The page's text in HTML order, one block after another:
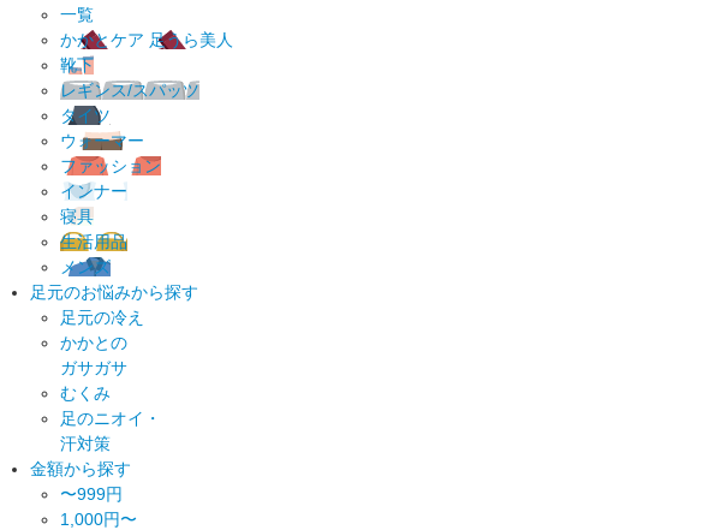
一覧
かかとケア 足うら美人
靴下
レギンス/スパッツ
タイツ
ウォーマー
ファッション
インナー
寝具
生活用品
メンズ
足元のお悩みから探す
足元の冷え
かかとの
ガサガサ
むくみ
足のニオイ・
汗対策
金額から探す
〜999円
1,000円〜